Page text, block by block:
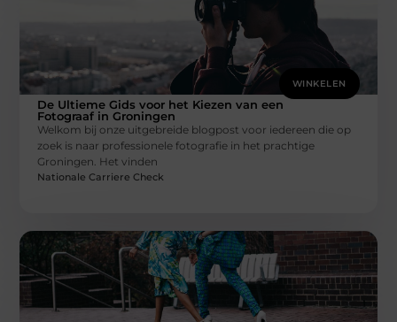
WINKELEN
De Ultieme Gids voor het Kiezen van een
Fotograaf in Groningen
Welkom bij onze uitgebreide blogpost voor iedereen die op
zoek is naar professionele fotografie in het prachtige
Groningen. Het vinden
Nationale Carriere Check